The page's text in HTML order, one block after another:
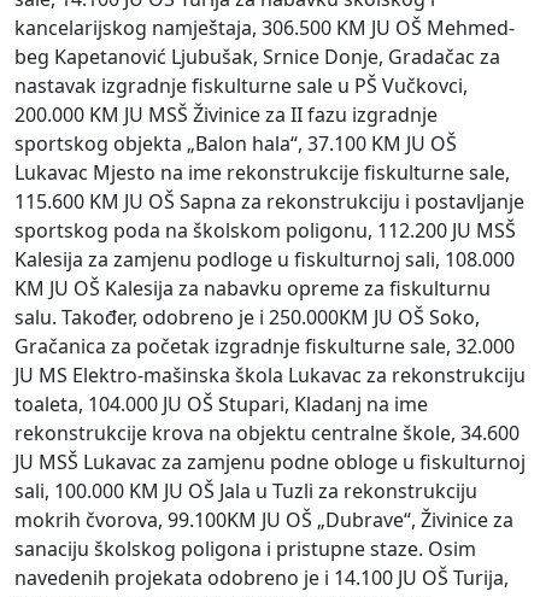
kancelarijskog namještaja, 306.500 KM JU OŠ Mehmed-
beg Kapetanović Ljubušak, Srnice Donje, Gradačac za
nastavak izgradnje fiskulturne sale u PŠ Vučkovci,
200.000 KM JU MSŠ Živinice za II fazu izgradnje
sportskog objekta „Balon hala“, 37.100 KM JU OŠ
Lukavac Mjesto na ime rekonstrukcije fiskulturne sale,
115.600 KM JU OŠ Sapna za rekonstrukciju i postavljanje
sportskog poda na školskom poligonu, 112.200 JU MSŠ
Kalesija za zamjenu podloge u fiskulturnoj sali, 108.000
KM JU OŠ Kalesija za nabavku opreme za fiskulturnu
salu. Također, odobreno je i 250.000KM JU OŠ Soko,
Gračanica za početak izgradnje fiskulturne sale, 32.000
JU MS Elektro-mašinska škola Lukavac za rekonstrukciju
toaleta, 104.000 JU OŠ Stupari, Kladanj na ime
rekonstrukcije krova na objektu centralne škole, 34.600
JU MSŠ Lukavac za zamjenu podne obloge u fiskulturnoj
sali, 100.000 KM JU OŠ Jala u Tuzli za rekonstrukciju
mokrih čvorova, 99.100KM JU OŠ „Dubrave“, Živinice za
sanaciju školskog poligona i pristupne staze. Osim
navedenih projekata odobreno je i 14.100 JU OŠ Turija,